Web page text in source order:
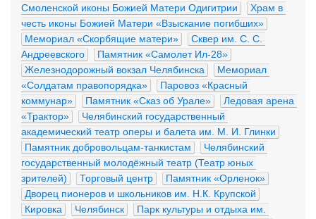
Смоленской иконы Божией Матери Одигитрии
Храм в
честь иконы Божией Матери «Взыскание погибших»
Мемориал «Скорбящие матери»
Сквер им. С. С.
Андреевского
Памятник «Самолет Ил-28»
Железнодорожный вокзал Челябинска
Мемориал
«Солдатам правопорядка»
Паровоз «Красный
коммунар»
Памятник «Сказ об Урале»
Ледовая арена
«Трактор»
Челябинский государственный
академический театр оперы и балета им. М. И. Глинки
Памятник добровольцам-танкистам
Челябинский
государственный молодёжный театр (Театр юных
зрителей)
Торговый центр
Памятник «Орленок»
Дворец пионеров и школьников им. Н.К. Крупской
Кировка
Челябинск Парк культуры и отдыха им.